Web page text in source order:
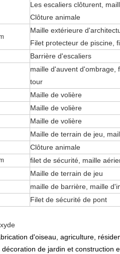
Les escaliers clôturent,
Clôture animale
Maille extérieure
Filet protecteur de piscine,
Barrière d'escaliers
maille d'auvent d'ombrage
tour
Maille de volière
Maille de volière
Maille de volière
Maille de terrain de jeu ,
Clôture animale
filet de sécurité maille
Maille de terrain de jeu
maille de barrière , maille
Filet de sécurité de pont
d'oiseau, agriculture,
de jardin et construction